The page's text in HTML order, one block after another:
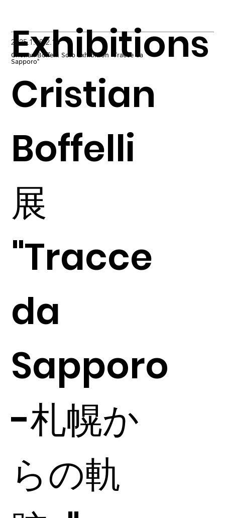
2025.1.18-2.16
Cristian Boffelli Solo Exhibition "Tracce da
Sapporo"
Cristian
Boffelli
展
"Tracce
da
Sapporo
-札幌か
らの軌
Exhibitions